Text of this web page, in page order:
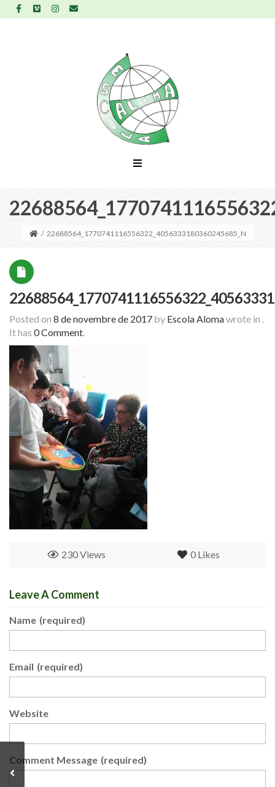
/ 22688564_1770741116556322_4056333180360245685_N
Posted on 8 de novembre de 2017 by Escola Alomawrote in .
It has 0 Comment.
0 Likes
230 Views
Leave A Comment
Name (required)
Email (required)
Website
Comment Message (required)